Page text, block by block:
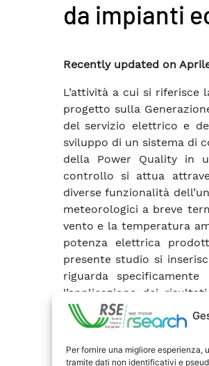
Per fornire una migliore
tramite dati non identificativi e
da impianti
Recently updated on
L’attività a cui si riferisce
progetto sulla
del servizio elettrico e
sviluppo di un sistema di
della Power Quality in
controllo si attua
diverse funzionalità
meteorologici a breve
vento e la temperatura
potenza elettrica
presente studio si
riguarda
l’applicazione dei
elettrica. Più
(temperatura,
correlazioni con le